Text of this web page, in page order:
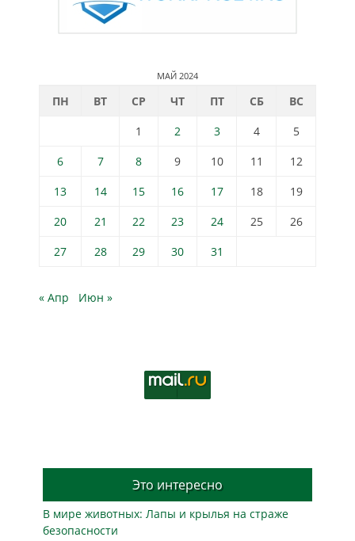
МАЙ 2024
ПН ВТ СР ЧТ ПТ СБ
ВС
1
2 3 4
5
6
7 8 9 10 11
12
13
14 15 16 17 18
19
20
21 22 23 24 25
26
27
28 29 30 31
« Апр Июн »
Это интересно
В мире животных: Лапы и крылья на страже
безопасности